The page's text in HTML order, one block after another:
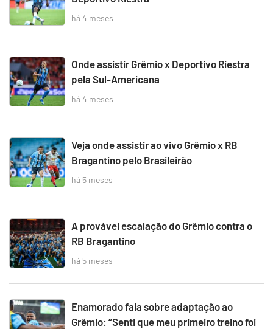
há 4 meses
Onde assistir Grêmio x Deportivo Riestra
pela Sul-Americana
há 4 meses
Veja onde assistir ao vivo Grêmio x RB
Bragantino pelo Brasileirão
há 5 meses
A provável escalação do Grêmio contra o
RB Bragantino
há 5 meses
Enamorado fala sobre adaptação ao
Grêmio: “Senti que meu primeiro treino foi